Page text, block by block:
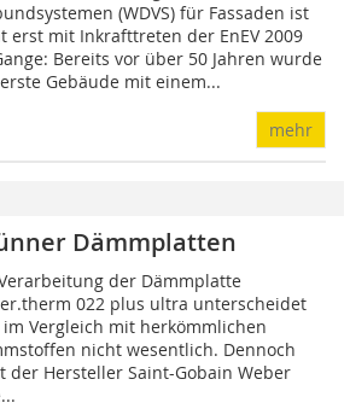
(WDVS) für Fassaden ist
erst mit Inkrafttreten der EnEV 2009
Bereits vor über 50 Jahren wurde
Gebäude mit einem...
mehr
Dämmplatten
der Dämmplatte
022 plus ultra unterscheidet
Vergleich mit herkömmlichen
nicht wesentlich. Dennoch
der Hersteller Saint-Gobain Weber